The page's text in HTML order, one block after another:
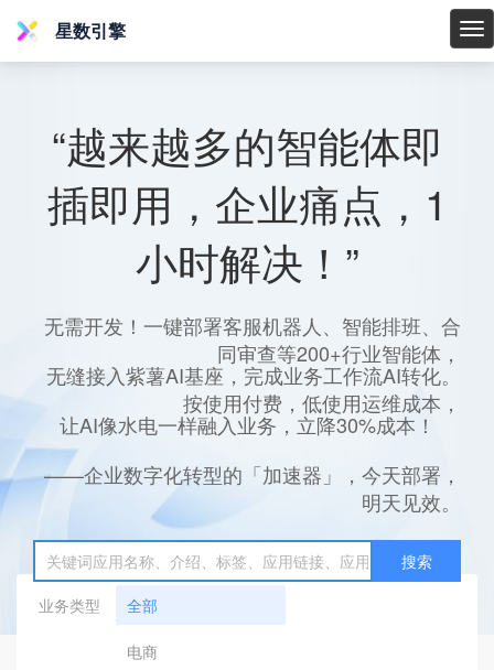
星
星数引擎
“越来越多的智能体即
插即用，企业痛点，1
小时解决！”
无需开发！一键部署客服机器人、智能排班、合
同审查等200+行业智能体，
无缝接入紫薯AI基座，完成业务工作流AI转化。
按使用付费，低使用运维成本，
让AI像水电一样融入业务，立降30%成本！
——企业数字化转型的「加速器」，今天部署，
明天见效。
搜索
业务类型
全部
电商